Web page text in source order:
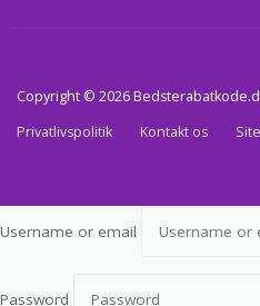
Copyright © 2026
Privatlivspolitik
Kontakt os
Username or email
Password